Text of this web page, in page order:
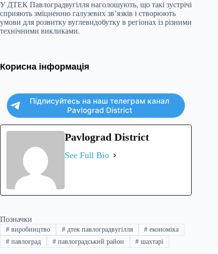
У ДТЕК Павлоградвугілля наголошують, що такі зустрічі
сприяють зміцненню галузевих зв’язків і створюють
умови для розвитку вуглевидобутку в регіонах із різними
технічними викликами.
Корисна інформація
Підписуйтесь на наш телеграм канал
Pavlograd District
Pavlograd District
See Full Bio
Позначки
#виробництво #дтек павлоградвугілля # економіка
#павлоград #павлоградський район # шахтарі